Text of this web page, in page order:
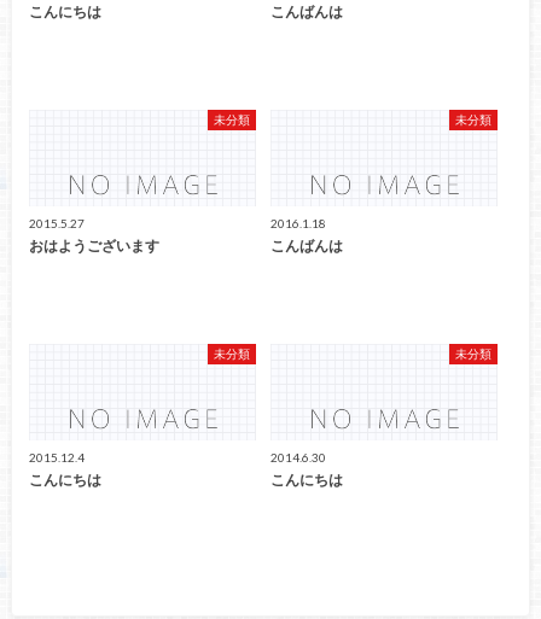
こんにちは こんばんは
未分類
2015.5.27
おはようございます
未分類
2016.1.18
こんばんは
未分類
2015.12.4
こんにちは
未分類
2014.6.30
こんにちは